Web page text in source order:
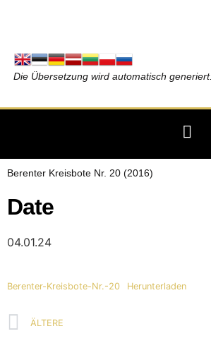
Die Übersetzung wird automatisch generiert.
Berenter Kreisbote Nr. 20 (2016)
Date
04.01.24
Berenter-Kreisbote-Nr.-20 Herunterladen
ÄLTERE